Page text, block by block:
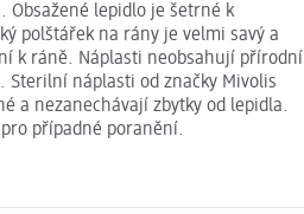
Obsažené lepidlo je šetrné k
polštářek na rány je velmi savý a
k ráně. Náplasti neobsahují přírodní
náplasti od značky Mivolis
a nezanechávají zbytky od lepidla.
případné poranění.